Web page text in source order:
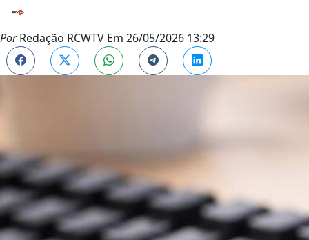
PorRedação RCWTV Em 26/05/2026 13:29